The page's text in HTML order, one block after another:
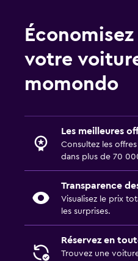
votre
momondo
Les meilleures
Consultez les
dans plus de 70
Transparence
Visualisez le prix
les surprises.
Réservez en
Trouvez une